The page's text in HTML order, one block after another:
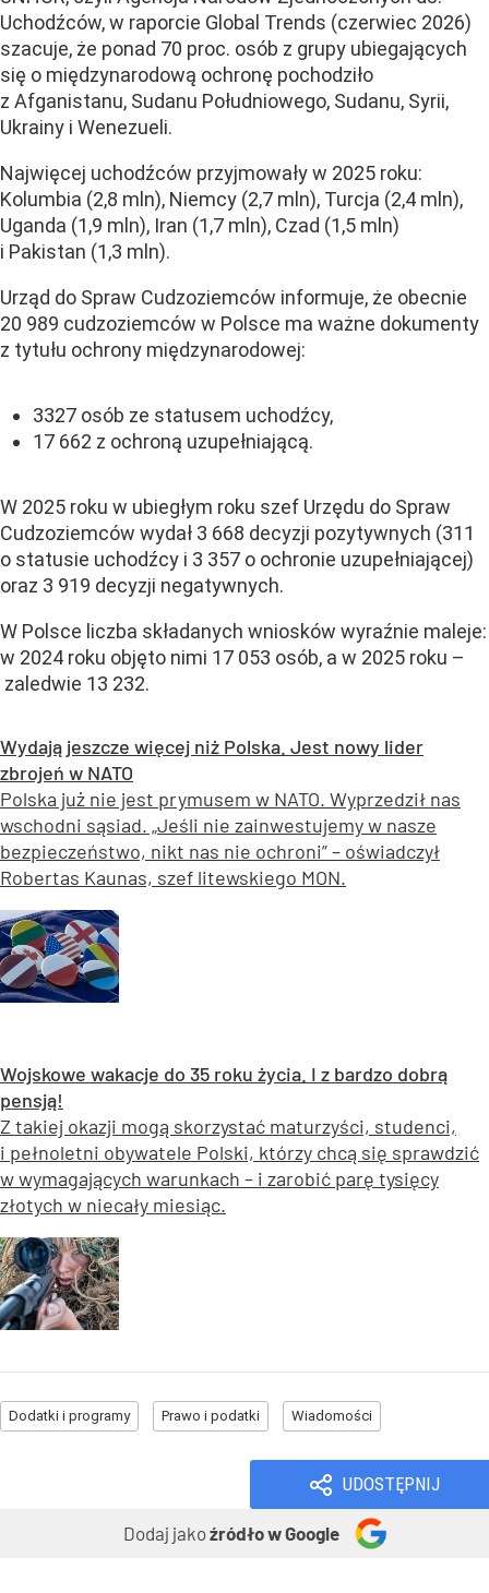
Uchodźców, w raporcie Global Trends (czerwiec 2026)
szacuje, że ponad 70 proc. osób z grupy ubiegających
się o międzynarodową ochronę pochodziło
z Afganistanu, Sudanu Południowego, Sudanu, Syrii,
Ukrainy i Wenezueli.
Najwięcej uchodźców przyjmowały w 2025 roku:
Kolumbia (2,8 mln), Niemcy (2,7 mln), Turcja (2,4 mln),
Uganda (1,9 mln), Iran (1,7 mln), Czad (1,5 mln)
i Pakistan (1,3 mln).
Urząd do Spraw Cudzoziemców informuje, że obecnie
20 989 cudzoziemców w Polsce ma ważne dokumenty
z tytułu ochrony międzynarodowej:
3327 osób ze statusem uchodźcy,
17 662 z ochroną uzupełniającą.
W 2025 roku w ubiegłym roku szef Urzędu do Spraw
Cudzoziemców wydał 3 668 decyzji pozytywnych (311
o statusie uchodźcy i 3 357 o ochronie uzupełniającej)
oraz 3 919 decyzji negatywnych.
W Polsce liczba składanych wniosków wyraźnie maleje:
w 2024 roku objęto nimi 17 053 osób, a w 2025 roku –
zaledwie 13 232.
Wydają jeszcze więcej niż Polska. Jest nowy lider
zbrojeń w NATO
Polska już nie jest prymusem w NATO. Wyprzedził nas
wschodni sąsiad. „Jeśli nie zainwestujemy w nasze
bezpieczeństwo, nikt nas nie ochroni” – oświadczył
Robertas Kaunas, szef litewskiego MON.
Wojskowe wakacje do 35 roku życia. I z bardzo dobrą
pensją!
Z takiej okazji mogą skorzystać maturzyści, studenci,
i pełnoletni obywatele Polski, którzy chcą się sprawdzić
w wymagających warunkach – i zarobić parę tysięcy
złotych w niecały miesiąc.
Dodatki i programy Prawo i podatki Wiadomości
UDOSTĘPNIJ
Dodaj jakoźródło w Google